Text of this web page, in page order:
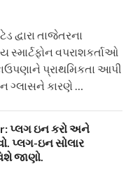
દ્વારા તાજેતરના
સ્માર્ટફોન વપરાશકર્તાઓ
પ્રાથમિકતા આપી
ગ્લાસને કારણે …
પ્લગ ઇન કરો અને
પ્લગ-ઇન સોલાર
જાણો.